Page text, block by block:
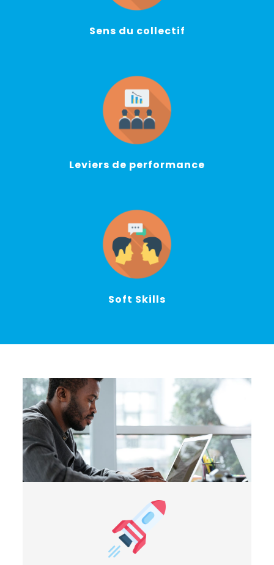
Sens du collectif
Leviers de performance
Soft Skills